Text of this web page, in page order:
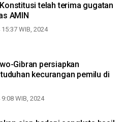
telah terima gugatan
AMIN
WIB, 2024
Gibran persiapkan
kecurangan pemilu di
WIB, 2024